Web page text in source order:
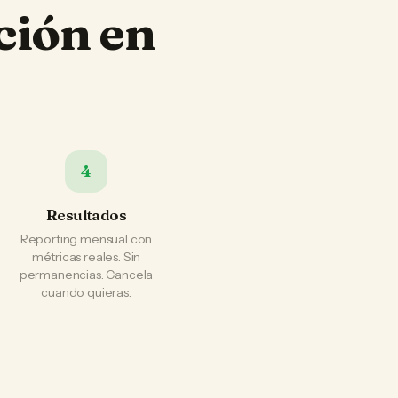
en
4
Resultados
Reporting mensual con
métricas reales. Sin
permanencias. Cancela
cuando quieras.